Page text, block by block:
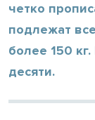
четко
подлежат
более 150
десяти.